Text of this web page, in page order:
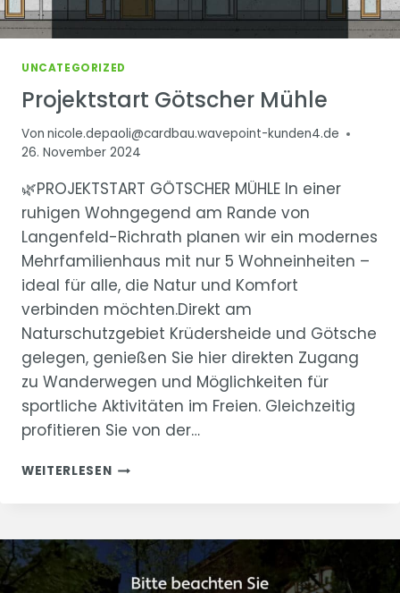
UNCATEGORIZED
Projektstart Götscher Mühle
Von nicole.depaoli@cardbau.wavepoint-kunden4.de
26. November 2024
🌿PROJEKTSTART GÖTSCHER MÜHLE In einer
ruhigen Wohngegend am Rande von
Langenfeld-Richrath planen wir ein modernes
Mehrfamilienhaus mit nur 5 Wohneinheiten –
ideal für alle, die Natur und Komfort
verbinden möchten.Direkt am
Naturschutzgebiet Krüdersheide und Götsche
gelegen, genießen Sie hier direkten Zugang
zu Wanderwegen und Möglichkeiten für
sportliche Aktivitäten im Freien. Gleichzeitig
profitieren Sie von der…
WEITERLESENPROJEKTSTART